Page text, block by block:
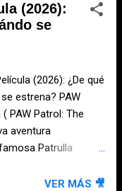
figuras del universo
una nueva
Studios
parte de la
película girará
de enormes
en peligro a
provenientes de
(2026):
se
(2026): ¿De qué
estrena? PAW
PAW Patrol: The
aventura
Patrulla
al resto de losVER MÁS 🎥